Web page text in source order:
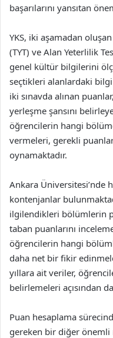
başarılarını yansıtan
YKS, iki aşamadan
(TYT) ve Alan Yeterlilik
genel kültür bilgilerini
seçtikleri alanlardaki
iki sınavda alınan
yerleşme şansını
öğrencilerin hangi
vermeleri, gerekli
oynamaktadır.
Ankara Üniversitesi’nde
kontenjanlar
ilgilendikleri bölümlerin
taban puanlarını
öğrencilerin hangi
daha net bir fikir
yıllara ait veriler,
belirlemeleri açısından
Puan hesaplama
gereken bir diğer önemli